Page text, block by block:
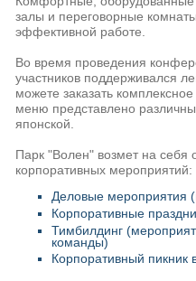
залы и переговорные
эффективной работе.
Во время проведения
участников поддерживался
можете заказать
меню представлено
японской.
Парк "Волен" возмет на себя
корпоративных мероприятий:
Деловые мероприятия
Корпоративные
Тимбилдинг
команды)
Корпоративный пикник